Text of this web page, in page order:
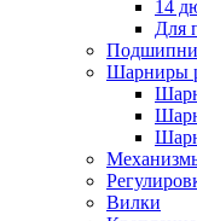
14
Для
Шарниры
Вилки